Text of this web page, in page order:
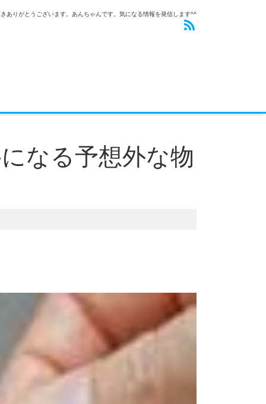
ありがとうございます。あんちゃんです。気になる情報を発信します^^
なる予想外な物